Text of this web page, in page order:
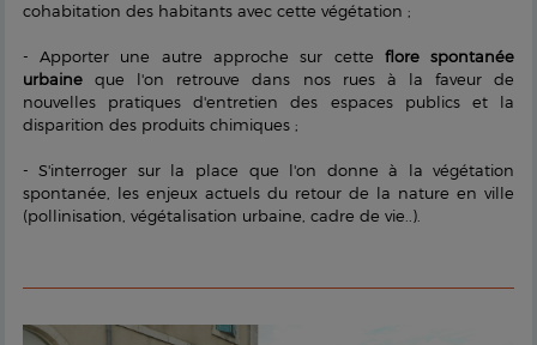
cohabitation des habitants avec cette végétation ;
- Apporter une autre approche sur cette flore spontanée
urbaineque l'on retrouve dans nos rues à la faveur de
nouvelles pratiques d'entretien des espaces publics et la
disparition des produits chimiques ;
- S'interroger sur la place que l'on donne à la végétation
spontanée, les enjeux actuels du retour de la nature en ville
(pollinisation, végétalisation urbaine, cadre de vie..).